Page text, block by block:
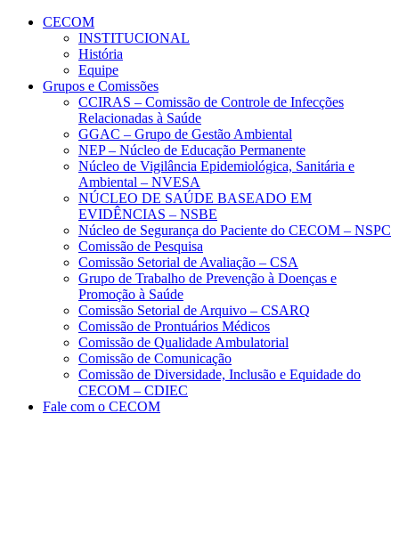
Conteúdo principal
CECOM
INSTITUCIONAL
História
Equipe
Grupos e Comissões
CCIRAS – Comissão de Controle de Infecções
Relacionadas à Saúde
GGAC – Grupo de Gestão Ambiental
NEP – Núcleo de Educação Permanente
Núcleo de Vigilância Epidemiológica, Sanitária e
Ambiental – NVESA
NÚCLEO DE SAÚDE BASEADO EM
EVIDÊNCIAS – NSBE
Núcleo de Segurança do Paciente do CECOM – NSPC
Comissão de Pesquisa
Comissão Setorial de Avaliação – CSA
Grupo de Trabalho de Prevenção à Doenças e
Promoção à Saúde
Comissão Setorial de Arquivo – CSARQ
Comissão de Prontuários Médicos
Comissão de Qualidade Ambulatorial
Comissão de Comunicação
Comissão de Diversidade, Inclusão e Equidade do
CECOM – CDIEC
Fale com o CECOM